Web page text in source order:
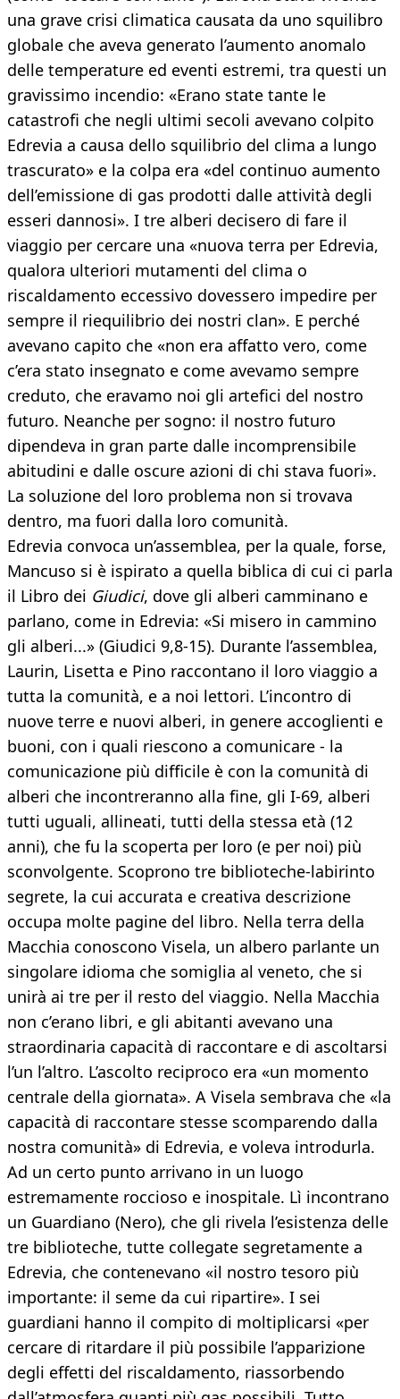
una grave crisi climatica causata da uno squilibro
globale che aveva generato l’aumento anomalo
delle temperature ed eventi estremi, tra questi un
gravissimo incendio: «Erano state tante le
catastrofi che negli ultimi secoli avevano colpito
Edrevia a causa dello squilibrio del clima a lungo
trascurato» e la colpa era «del continuo aumento
dell’emissione di gas prodotti dalle attività degli
esseri dannosi». I tre alberi decisero di fare il
viaggio per cercare una «nuova terra per Edrevia,
qualora ulteriori mutamenti del clima o
riscaldamento eccessivo dovessero impedire per
sempre il riequilibrio dei nostri clan». E perché
avevano capito che «non era affatto vero, come
c’era stato insegnato e come avevamo sempre
creduto, che eravamo noi gli artefici del nostro
futuro. Neanche per sogno: il nostro futuro
dipendeva in gran parte dalle incomprensibile
abitudini e dalle oscure azioni di chi stava fuori».
La soluzione del loro problema non si trovava
dentro, ma fuori dalla loro comunità.
Edrevia convoca un’assemblea, per la quale, forse,
Mancuso si è ispirato a quella biblica di cui ci parla
il Libro dei Giudici, dove gli alberi camminano e
parlano, come in Edrevia: «Si misero in cammino
gli alberi...» (Giudici 9,8-15). Durante l’assemblea,
Laurin, Lisetta e Pino raccontano il loro viaggio a
tutta la comunità, e a noi lettori. L’incontro di
nuove terre e nuovi alberi, in genere accoglienti e
buoni, con i quali riescono a comunicare - la
comunicazione più difficile è con la comunità di
alberi che incontreranno alla fine, gli I-69, alberi
tutti uguali, allineati, tutti della stessa età (12
anni), che fu la scoperta per loro (e per noi) più
sconvolgente. Scoprono tre biblioteche-labirinto
segrete, la cui accurata e creativa descrizione
occupa molte pagine del libro. Nella terra della
Macchia conoscono Visela, un albero parlante un
singolare idioma che somiglia al veneto, che si
unirà ai tre per il resto del viaggio. Nella Macchia
non c’erano libri, e gli abitanti avevano una
straordinaria capacità di raccontare e di ascoltarsi
l’un l’altro. L’ascolto reciproco era «un momento
centrale della giornata». A Visela sembrava che «la
capacità di raccontare stesse scomparendo dalla
nostra comunità» di Edrevia, e voleva introdurla.
Ad un certo punto arrivano in un luogo
estremamente roccioso e inospitale. Lì incontrano
un Guardiano (Nero), che gli rivela l’esistenza delle
tre biblioteche, tutte collegate segretamente a
Edrevia, che contenevano «il nostro tesoro più
importante: il seme da cui ripartire». I sei
guardiani hanno il compito di moltiplicarsi «per
cercare di ritardare il più possibile l’apparizione
degli effetti del riscaldamento, riassorbendo